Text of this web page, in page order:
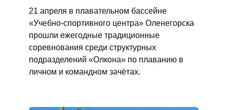
21 апреля в плавательном бассейне
«Учебно-спортивного центра» Оленегорска
прошли ежегодные традиционные
соревнования среди структурных
подразделений «Олкона» по плаванию в
личном и командном зачётах.